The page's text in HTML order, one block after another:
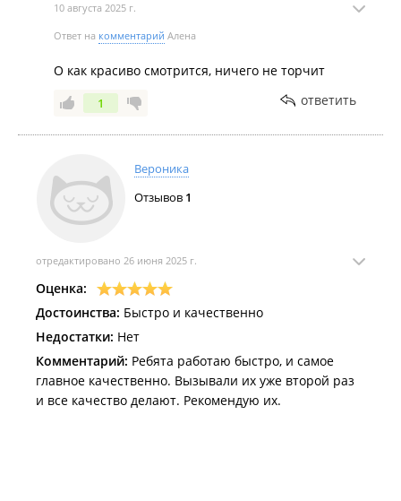
10 августа 2025 г.
Ответ на комментарий Алена
О как красиво смотрится, ничего не торчит
1 ответить
Вероника
Отзывов 1
отредактировано 26 июня 2025 г.
Оценка:
Достоинства: Быстро и качественно
Недостатки: Нет
Комментарий: Ребята работаю быстро, и самое
главное качественно. Вызывали их уже второй раз
и все качество делают. Рекомендую их.